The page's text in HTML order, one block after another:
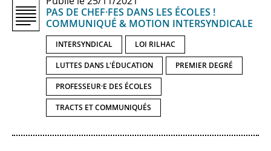
PAS DE CHEF·FES DANS LES ÉCOLES !
COMMUNIQUÉ & MOTION INTERSYNDICALE
INTERSYNDICAL LOI RILHAC
LUTTES DANS L'ÉDUCATION PREMIER DEGRÉ
PROFESSEUR·E DES ÉCOLES
TRACTS ET COMMUNIQUÉS